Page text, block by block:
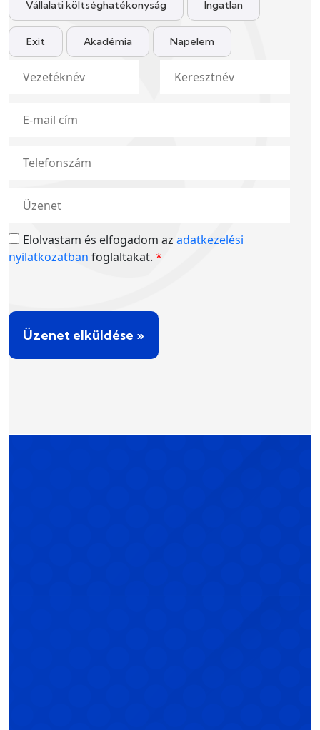
Vállalati költséghatékonyság Ingatlan
Exit Akadémia Napelem
Elolvastam és elfogadom az adatkezelési
nyilatkozatban foglaltakat. *